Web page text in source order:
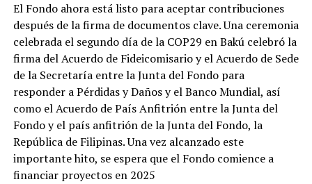
El Fondo ahora está listo para aceptar contribuciones
después de la firma de documentos clave. Una ceremonia
celebrada el segundo día de la COP29 en Bakú celebró la
firma del Acuerdo de Fideicomisario y el Acuerdo de Sede
de la Secretaría entre la Junta del Fondo para
responder a Pérdidas y Daños y el Banco Mundial, así
como el Acuerdo de País Anfitrión entre la Junta del
Fondo y el país anfitrión de la Junta del Fondo, la
República de Filipinas. Una vez alcanzado este
importante hito, se espera que el Fondo comience a
financiar proyectos en 2025